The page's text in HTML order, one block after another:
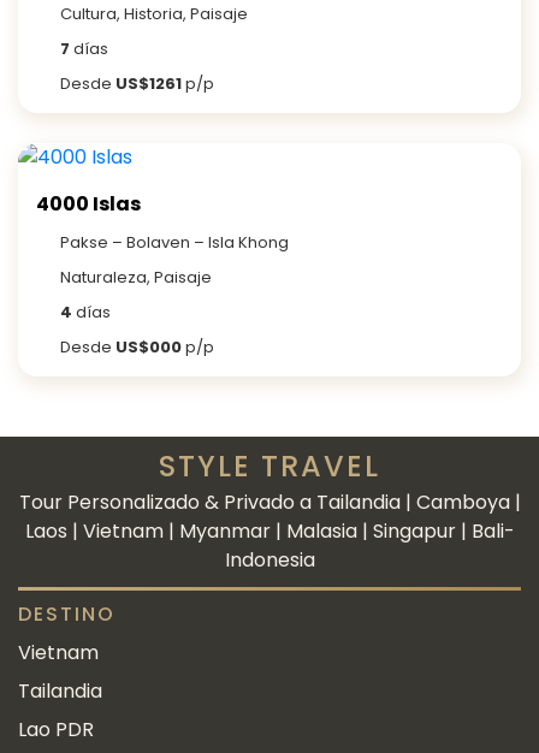
Cultura, Historia, Paisaje
7 días
Desde US$1261p/p
4000 Islas
Pakse – Bolaven – Isla Khong
Naturaleza, Paisaje
4 días
Desde US$000p/p
STYLE TRAVEL
Tour Personalizado & Privado a Tailandia | Camboya |
Laos | Vietnam | Myanmar | Malasia | Singapur | Bali-
Indonesia
DESTINO
Vietnam
Tailandia
Lao PDR